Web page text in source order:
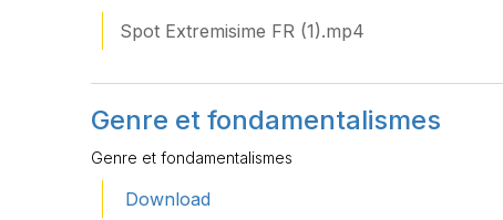
Spot Extremisime FR (1).mp4
Genre et fondamentalismes
Genre et fondamentalismes
Download